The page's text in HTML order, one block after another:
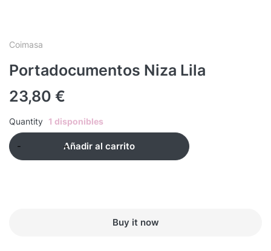
Coimasa
Portadocumentos Niza Lila
23,80 €
Quantity 1 disponibles
Añadir al carrito
Buy it now